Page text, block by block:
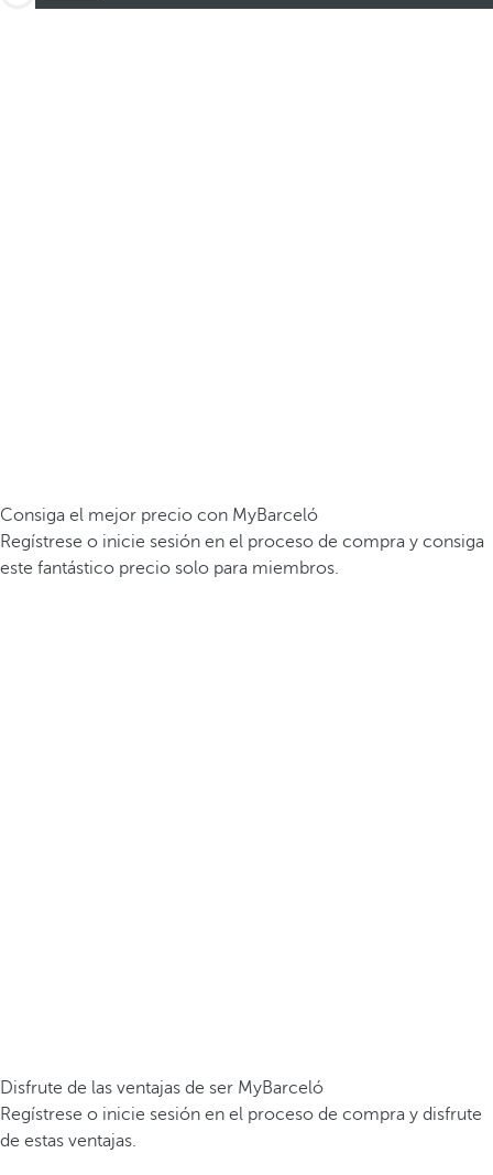
Consiga el mejor precio con MyBarceló
Regístrese o inicie sesión en el proceso de compra y consiga
este fantástico precio solo para miembros.
Disfrute de las ventajas de ser MyBarceló
Regístrese o inicie sesión en el proceso de compra y disfrute
de estas ventajas.